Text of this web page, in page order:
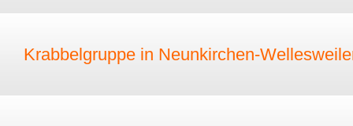
Krabbelgruppe in Neunkirchen-